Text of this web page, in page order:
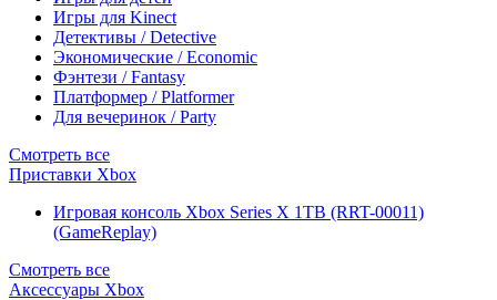
Игры для Kinect
Детективы / Detective
Экономические / Economic
Фэнтези / Fantasy
Платформер / Platformer
Для вечеринок / Party
Смотреть все
Приставки Xbox
Игровая консоль Xbox Series X 1TB (RRT-00011)
(GameReplay)
Смотреть все
Аксессуары Xbox